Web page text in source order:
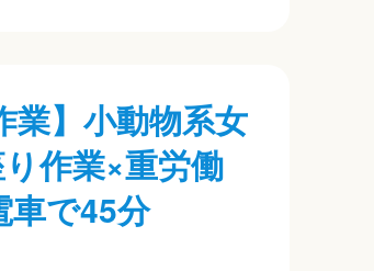
業】小動物系女
作業×重労働
車で45分